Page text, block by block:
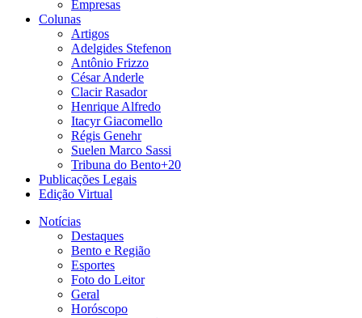
Empresas
Colunas
Artigos
Adelgides Stefenon
Antônio Frizzo
César Anderle
Clacir Rasador
Henrique Alfredo
Itacyr Giacomello
Régis Genehr
Suelen Marco Sassi
Tribuna do Bento+20
Publicações Legais
Edição Virtual
Notícias
Destaques
Bento e Região
Esportes
Foto do Leitor
Geral
Horóscopo